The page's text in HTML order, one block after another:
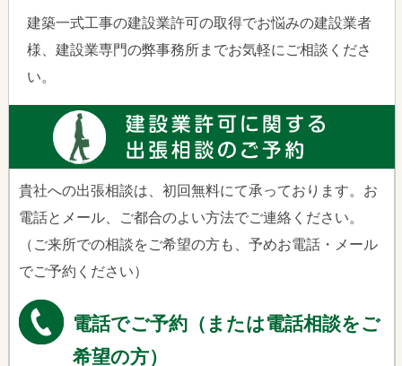
建築一式工事の建設業許可の取得でお悩みの建設業者
様、建設業専門の弊事務所までお気軽にご相談くださ
い。
貴社への出張相談は、初回無料にて承っております。お
電話とメール、ご都合のよい方法でご連絡ください。
（ご来所での相談をご希望の方も、予めお電話・メール
でご予約ください）
電話でご予約（または電話相談をご
希望の方）